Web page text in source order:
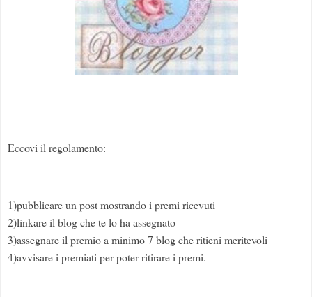
Eccovi il regolamento:
1)pubblicare un post mostrando i premi ricevuti
2)linkare il blog che te lo ha assegnato
3)assegnare il premio a minimo 7 blog che ritieni meritevoli
4)avvisare i premiati per poter ritirare i premi.